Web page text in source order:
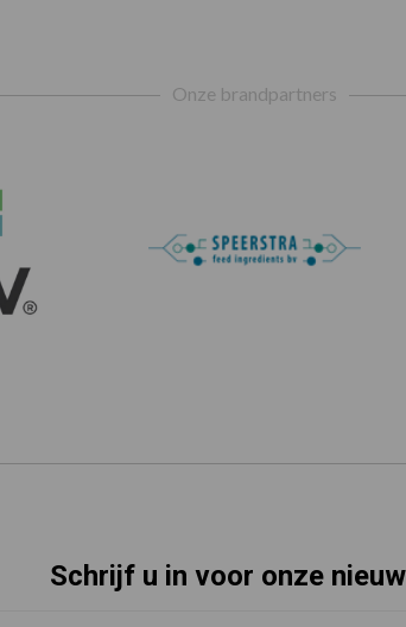
Onze brandpartners
Schrijf u in voor onze